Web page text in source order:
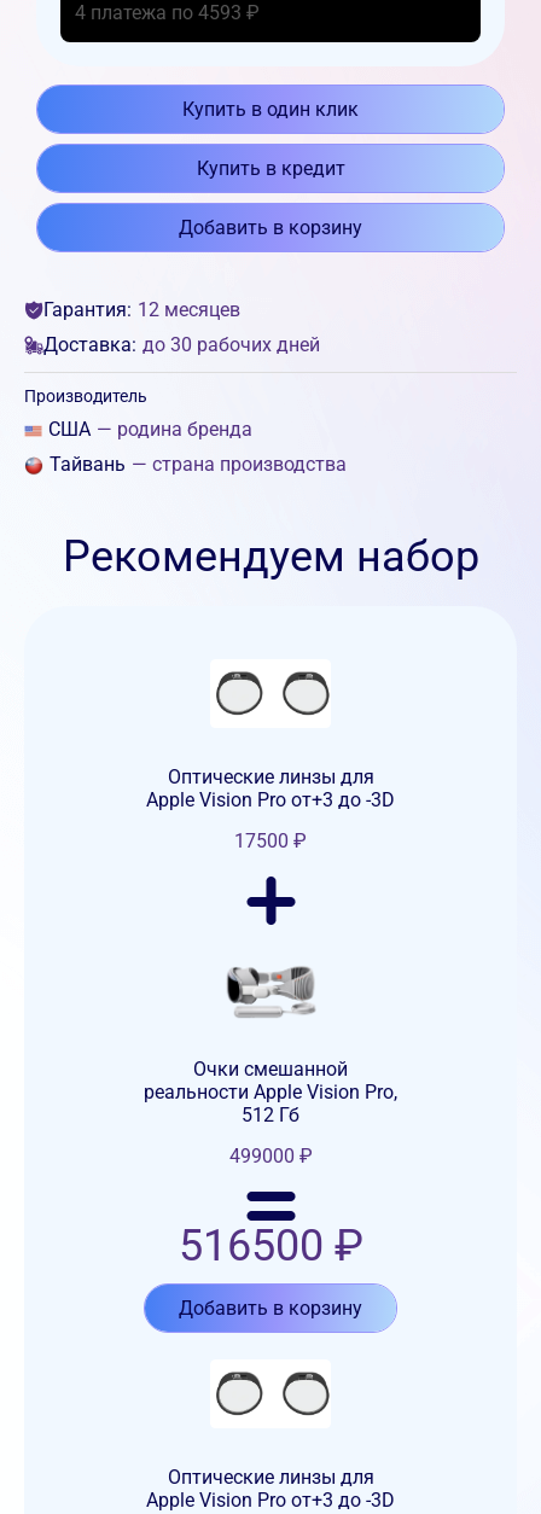
4 платежа по 4593 ₽
Купить в один клик
Купить в кредит
Добавить в корзину
Гарантия: 12 месяцев
Доставка: до 30 рабочих дней
Производитель
США — родина бренда
Тайвань — страна производства
Рекомендуем набор
Оптические линзы для
Apple Vision Pro от+3 до -3D
17500 ₽
Очки смешанной
реальности Apple Vision Pro,
512 Гб
499000 ₽
516500 ₽
Добавить в корзину
Оптические линзы для
Apple Vision Pro от+3 до -3D